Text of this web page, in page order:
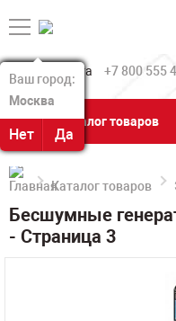
Ваш город:
Москва
Нет Да
Ваш город:
Москва
Нет Да
+7 800 555
Каталог товаров
Каталог товаров
Бесшумные
- Страница 3